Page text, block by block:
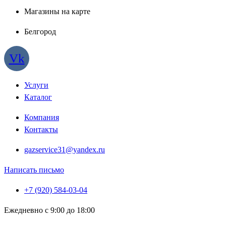
Магазины на карте
Белгород
Vk
Услуги
Каталог
Компания
Контакты
gazservice31@yandex.ru
Написать письмо
+7 (920) 584-03-04
Ежедневно с 9:00 до 18:00